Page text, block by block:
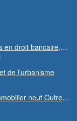
en droit bancaire,
de l’urbanisme
neuf Outre-